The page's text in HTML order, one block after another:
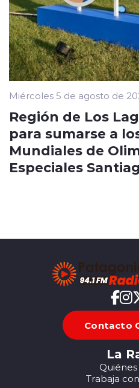
Miércoles 5 de agosto de
Región de Los
para sumarse a
Mundiales de
Especiales
Contacto
La
Trabaja